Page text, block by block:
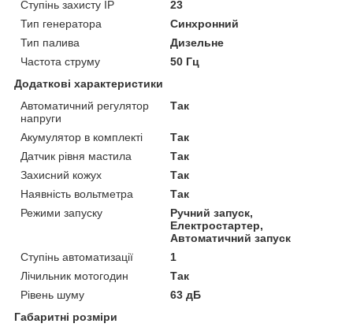
Ступінь захисту IP
23
Тип генератора
Синхронний
Тип палива
Дизельне
Частота струму
50 Гц
Додаткові характеристики
Автоматичний регулятор
напруги
Так
Акумулятор в комплекті
Так
Датчик рівня мастила
Так
Захисний кожух
Так
Наявність вольтметра
Так
Режими запуску
Ручний запуск,
Електростартер,
Автоматичний запуск
Ступінь автоматизації
1
Лічильник мотогодин
Так
Рівень шуму
63 дБ
Габаритні розміри